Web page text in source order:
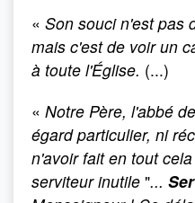
« Son souci n'est pas
mais c'est de voir un
à toute l'Église. (...)
« Notre Père, l'abbé
égard particulier, ni
n'avoir fait en tout
serviteur inutile "...